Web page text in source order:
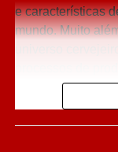
e características
mundo. Muito
influenciam